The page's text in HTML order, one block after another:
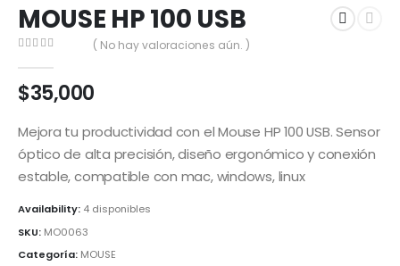
MOUSE HP 100 USB
( No hay valoraciones aún. )
$35,000
Mejora tu productividad con el Mouse HP 100 USB. Sensor
óptico de alta precisión, diseño ergonómico y conexión
estable, compatible con mac, windows, linux
Availability: 4 disponibles
SKU: MO0063
Categoría: MOUSE